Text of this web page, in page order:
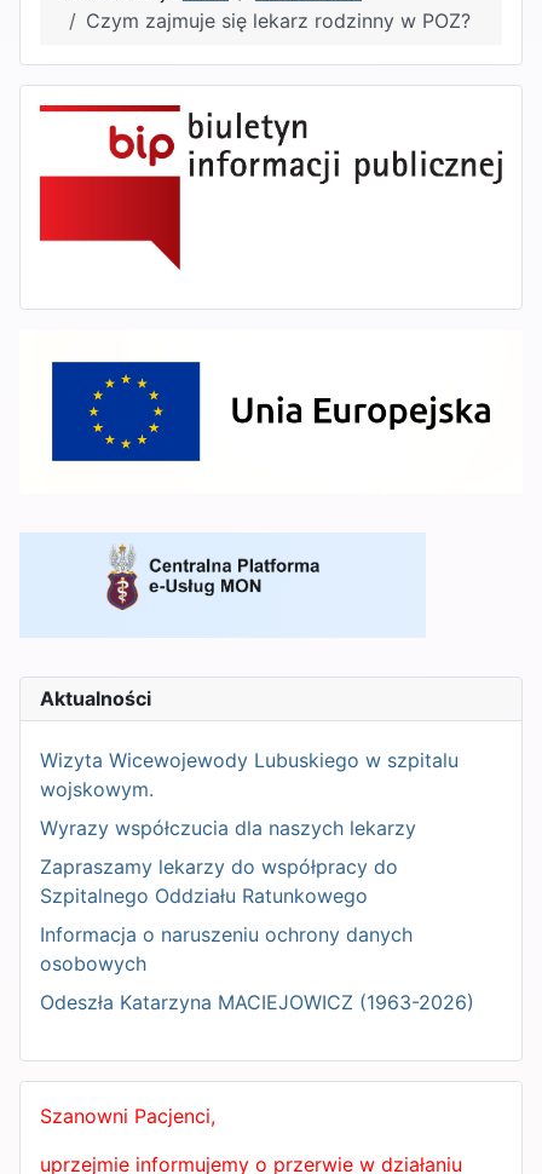
Czym zajmuje się lekarz rodzinny w POZ?
Aktualności
Wizyta Wicewojewody Lubuskiego w szpitalu
wojskowym.
Wyrazy współczucia dla naszych lekarzy
Zapraszamy lekarzy do współpracy do
Szpitalnego Oddziału Ratunkowego
Informacja o naruszeniu ochrony danych
osobowych
Odeszła Katarzyna MACIEJOWICZ (1963-2026)
Szanowni Pacjenci,
uprzejmie informujemy o przerwie w działaniu